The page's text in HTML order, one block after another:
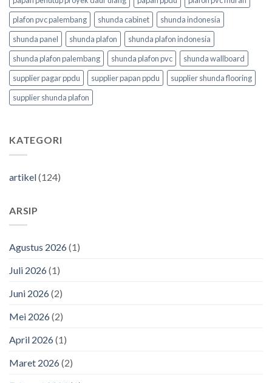
plafon pvc palembang
shunda cabinet
shunda indonesia
shunda panel
shunda plafon
shunda plafon indonesia
shunda plafon palembang
shunda plafon pvc
shunda wallboard
supplier pagar ppdu
supplier papan ppdu
supplier shunda flooring
supplier shunda plafon
KATEGORI
artikel(124)
ARSIP
Agustus 2026(1)
Juli 2026(1)
Juni 2026(2)
Mei 2026(2)
April 2026(1)
Maret 2026(2)